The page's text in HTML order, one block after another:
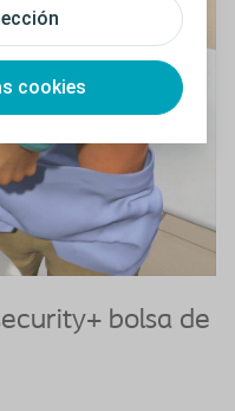
cookies
bolsa de